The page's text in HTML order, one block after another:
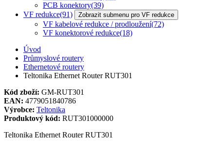
PCB konektory(39)
VF redukce(91) Zobrazit submenu pro VF redukce
VF kabelové redukce / prodloužení(72)
VF konektorové redukce(18)
Úvod
Průmyslové routery
Ethernetové routery
Teltonika Ethernet Router RUT301
Kód zboží: GM-RUT301
EAN: 4779051840786
Výrobce: Teltonika
Produktový kód: RUT301000000
Teltonika Ethernet Router RUT301